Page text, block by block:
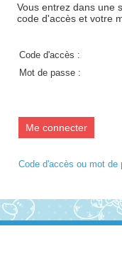
Vous entrez dans une
code d'accès et votre
Code d'accès :
Mot de passe :
Code d'accès ou mot de